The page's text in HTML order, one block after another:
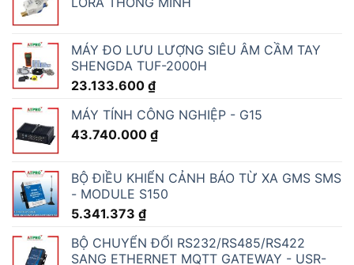
MÁY ĐO LƯU LƯỢNG SIÊU ÂM CẦM TAY
SHENGDA TUF-2000H
23.133.600 ₫
MÁY TÍNH CÔNG NGHIỆP - G15
43.740.000 ₫
BỘ ĐIỀU KHIỂN CẢNH BÁO TỪ XA GMS SMS
- MODULE S150
5.341.373 ₫
BỘ CHUYỂN ĐỔI RS232/RS485/RS422
SANG ETHERNET MQTT GATEWAY - USR-